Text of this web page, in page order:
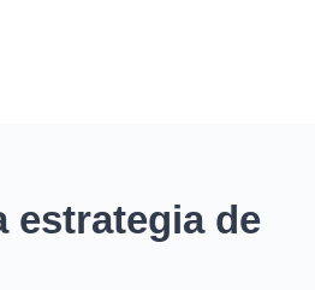
estrategia de